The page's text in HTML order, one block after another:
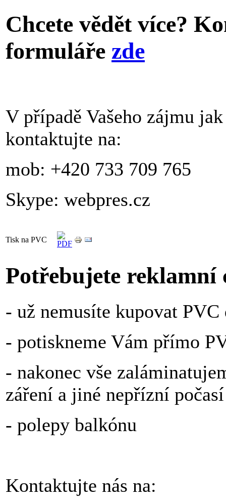
Chcete vědět více?
formuláře zde
V případě Vašeho zájmu
kontaktujte na:
mob: +420 733 709 765
Skype: webpres.cz
Tisk na PVC
Potřebujete reklamní
- už nemusíte kupovat
- potiskneme Vám přímo
- nakonec vše
záření a jiné nepřízní počasí
- polepy balkónu
Kontaktujte nás na: